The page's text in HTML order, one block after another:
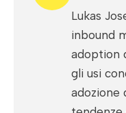
Lukas
inbound
adoption
gli usi
adozione